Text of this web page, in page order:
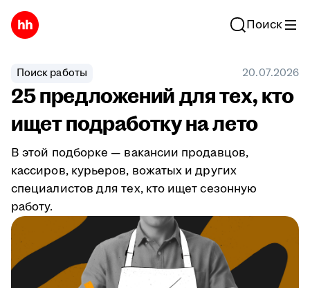
Поиск
Поиск работы 20.07.2026
25 предложений для тех, кто
ищет подработку на лето
В этой подборке — вакансии продавцов,
кассиров, курьеров, вожатых и других
специалистов для тех, кто ищет сезонную
работу.